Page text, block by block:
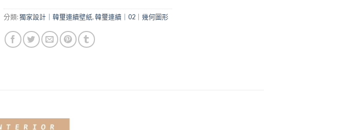
分類:獨家設計｜韓璽連續壁紙,韓璽連續｜02｜幾何圖形